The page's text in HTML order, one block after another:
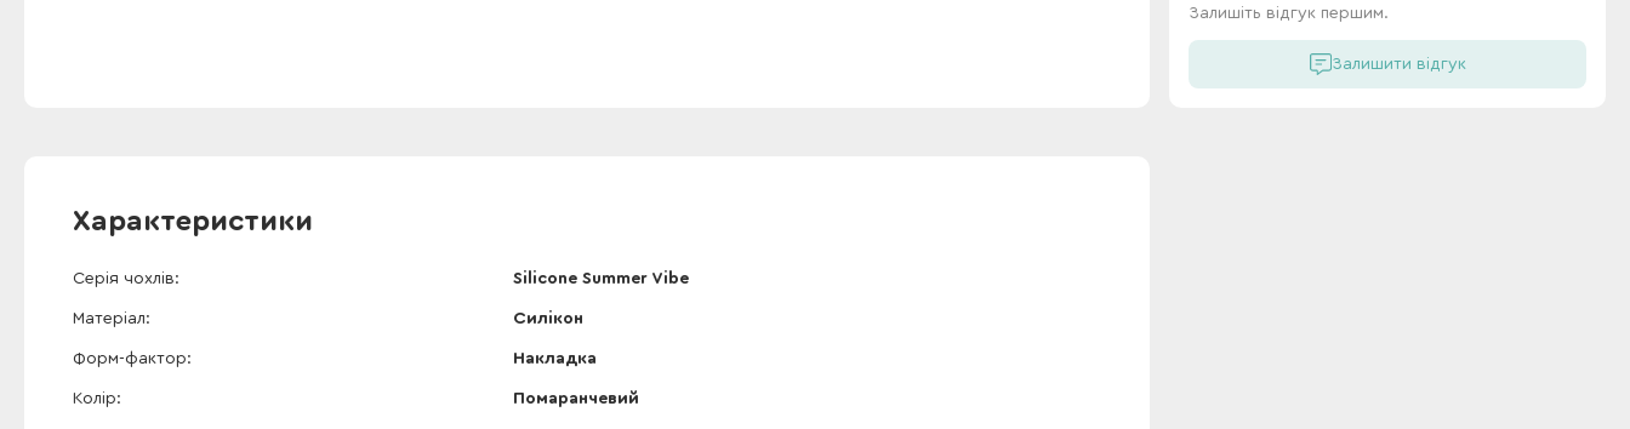
Залишіть відгук першим.
Залишити відгук
Характеристики
Серія чохлів Silicone Summer Vibe
Матеріал Силікон
Форм-фактор Накладка
Колір Помаранчевий